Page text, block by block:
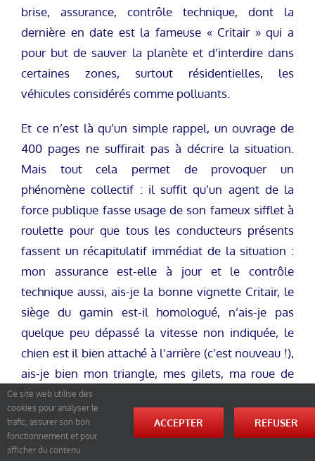
brise, assurance, contrôle technique, dont la
dernière en date est la fameuse « Critair » qui a
pour but de sauver la planète et d’interdire dans
certaines zones, surtout résidentielles, les
véhicules considérés comme polluants.
Et ce n’est là qu’un simple rappel, un ouvrage de
400 pages ne suffirait pas à décrire la situation.
Mais tout cela permet de provoquer un
phénomène collectif : il suffit qu’un agent de la
force publique fasse usage de son fameux sifflet à
roulette pour que tous les conducteurs présents
fassent un récapitulatif immédiat de la situation :
mon assurance est-elle à jour et le contrôle
technique aussi, ais-je la bonne vignette Critair, le
siège du gamin est-il homologué, n’ais-je pas
quelque peu dépassé la vitesse non indiquée, le
chien est il bien attaché à l’arrière (c’est nouveau !),
ais-je bien mon triangle, mes gilets, ma roue de
secours ou le matériel de réparation…Et hop, petit
coup d’adrénaline et de stress parfaitement inutile
car surtout si tout est OK vous avez eu un doute.
On ne sait même plus si l’alcootest est encore
Ce site web utilise des
cookies pour analyser le
trafic, assurer son bon
fonctionnement et pour
afficher du contenu.
ACCEPTER REFUSER